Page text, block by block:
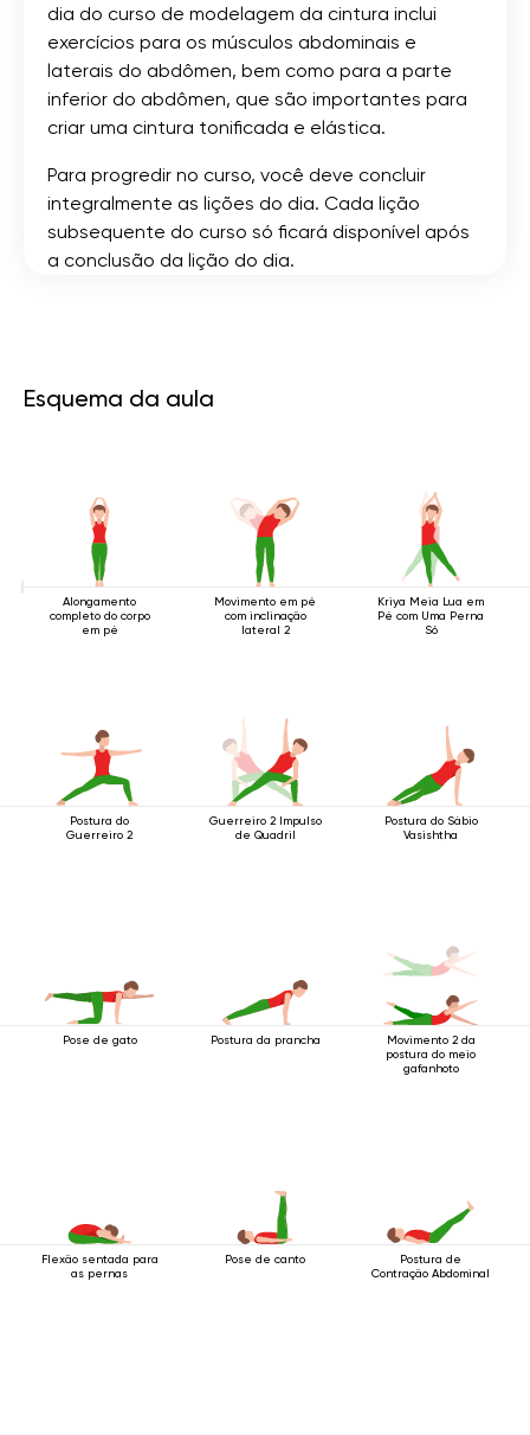
dia do curso de modelagem da cintura inclui
exercícios para os músculos abdominais e
laterais do abdômen, bem como para a parte
inferior do abdômen, que são importantes para
criar uma cintura tonificada e elástica.
Para progredir no curso, você deve concluir
integralmente as lições do dia. Cada lição
subsequente do curso só ficará disponível após
a conclusão da lição do dia.
Esquema da aula
Alongamento
completo do corpo
em pé
Movimento em pé
com inclinação
lateral 2
Kriya Meia Lua em
Pé com Uma Perna
Só
Postura do
Guerreiro 2
Guerreiro 2 Impulso
de Quadril
Postura do Sábio
Vasishtha
Pose de gato Postura da prancha
Movimento 2 da
postura do meio
gafanhoto
Flexão sentada para
as pernas
Pose de canto
Postura de
Contração Abdominal